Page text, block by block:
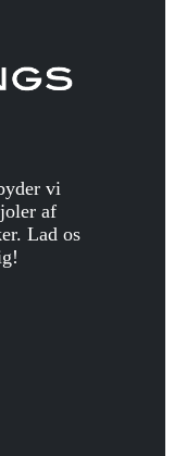
vi
af
Lad os